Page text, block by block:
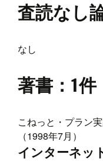
査読なし
なし
著書 ：1件
こねっと・プラン
（1998年7月）
インターネッ